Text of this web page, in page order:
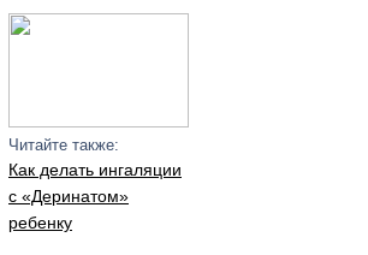
Читайте также:
Как делать ингаляции
с «Деринатом»
ребенку